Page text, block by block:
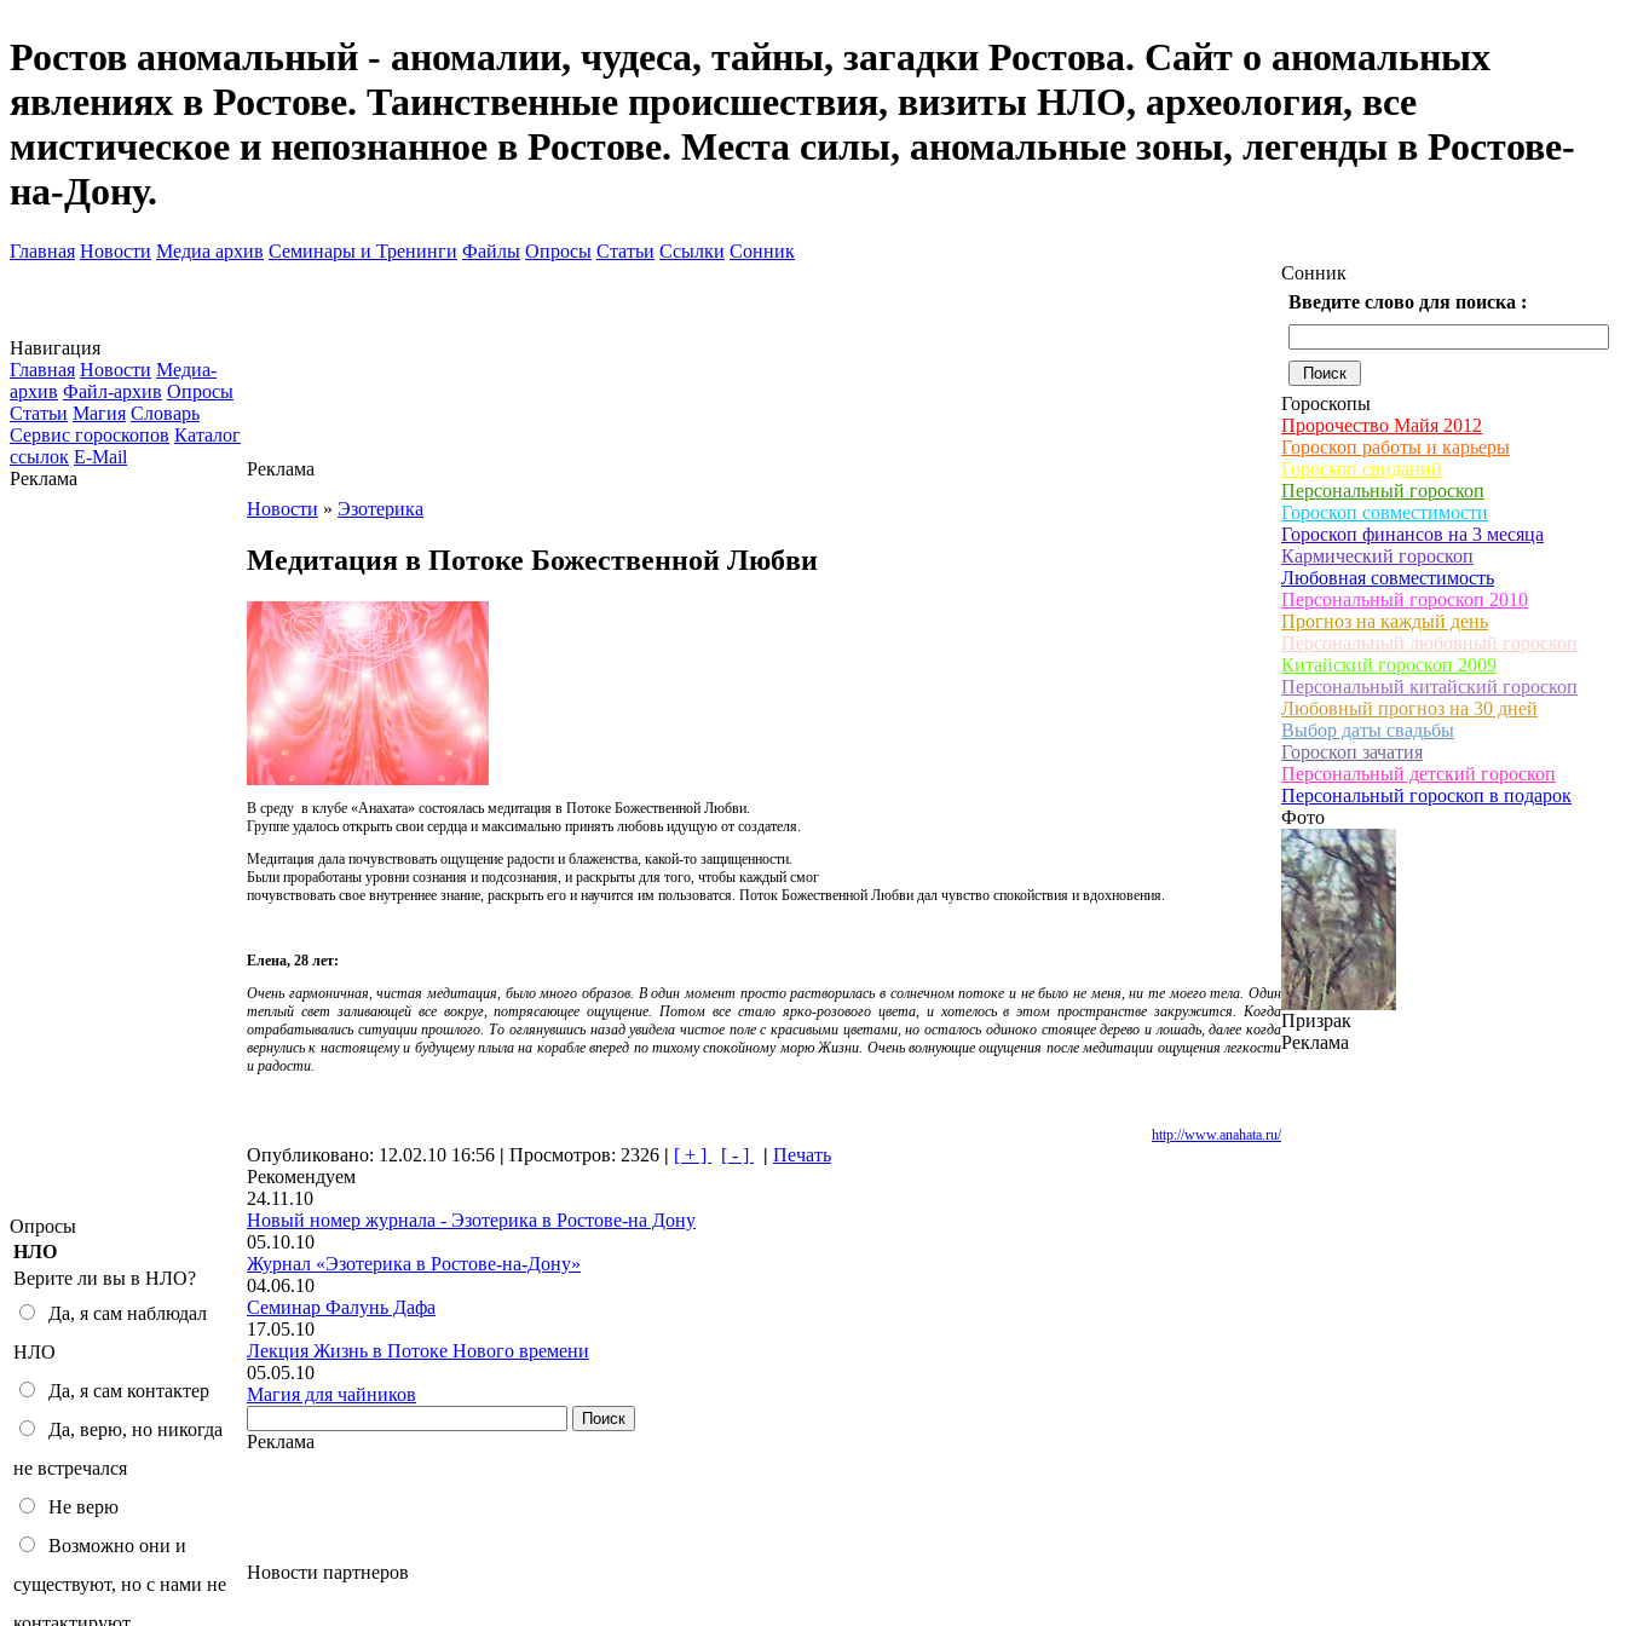
Ростов аномальный - аномалии, чудеса, тайны, загадки Ростова. Сайт о аномальных
явлениях в Ростове. Таинственные происшествия, визиты НЛО, археология, все
мистическое и непознанное в Ростове. Места силы, аномальные зоны, легенды в Ростове-
на-Дону.
Главная Новости Медиа архив Семинары и Тренинги Файлы Опросы Статьи Ссылки Сонник
Навигация
Главная Новости Медиа-
архив Файл-архив Опросы
Статьи Магия Словарь
Сервис гороскопов Каталог
ссылок E-Mail
Реклама
Опросы
НЛО
Верите ли вы в НЛО?
Да, я сам наблюдал
НЛО
Да, я сам контактер
Да, верю, но никогда
не встречался
Не верю
Возможно они и
существуют, но с нами не
Реклама
Новости » Эзотерика
Медитация в Потоке Божественной Любви
В среду в клубе «Анахата» состоялась медитация в Потоке Божественной Любви.
Группе удалось открыть свои сердца и максимально принять любовь идущую от создателя.
Медитация дала почувствовать ощущение радости и блаженства, какой-то защищенности.
Были проработаны уровни сознания и подсознания, и раскрыты для того, чтобы каждый смог
почувствовать свое внутреннее знание, раскрыть его и научится им пользоватся. Поток Божественной Любви дал чувство спокойствия и вдохновения.
Елена, 28 лет:
Очень гармоничная, чистая медитация, было много образов. В один момент просто растворилась в солнечном потоке и не было не меня, ни те моего тела. Один
теплый свет заливающей все вокруг, потрясающее ощущение. Потом все стало ярко-розового цвета, и хотелось в этом пространстве закружится. Когда
отрабатывались ситуации прошлого. То оглянувшись назад увидела чистое поле с красивыми цветами, но осталось одиноко стоящее дерево и лошадь, далее когда
вернулись к настоящему и будущему плыла на корабле вперед по тихому спокойному морю Жизни. Очень волнующие ощущения после медитации ощущения легкости
и радости.
http://www.anahata.ru/
Опубликовано: 12.02.10 16:56 | Просмотров: 2326 | [ + ] [ - ] | Печать
Рекомендуем
24.11.10
Новый номер журнала - Эзотерика в Ростове-на Дону
05.10.10
Журнал «Эзотерика в Ростове-на-Дону»
04.06.10
Семинар Фалунь Дафа
17.05.10
Лекция Жизнь в Потоке Нового времени
05.05.10
Магия для чайников
Реклама
Новости партнеров
Сонник
Введите слово для поиска :
Гороскопы
Пророчество Майя 2012
Гороскоп работы и карьеры
Гороскоп свиданий
Персональный гороскоп
Гороскоп совместимости
Гороскоп финансов на 3 месяца
Кармический гороскоп
Любовная совместимость
Персональный гороскоп 2010
Прогноз на каждый день
Персональный любовный гороскоп
Китайский гороскоп 2009
Персональный китайский гороскоп
Любовный прогноз на 30 дней
Выбор даты свадьбы
Гороскоп зачатия
Персональный детский гороскоп
Персональный гороскоп в подарок
Фото
Призрак
Реклама